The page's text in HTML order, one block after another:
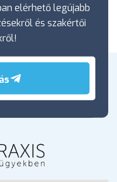
elérhető legújabb
és szakértői